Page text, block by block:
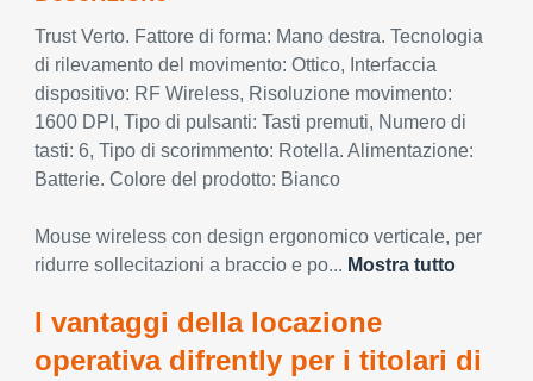
Trust Verto. Fattore di forma: Mano destra. Tecnologia
di rilevamento del movimento: Ottico, Interfaccia
dispositivo: RF Wireless, Risoluzione movimento:
1600 DPI, Tipo di pulsanti: Tasti premuti, Numero di
tasti: 6, Tipo di scorimmento: Rotella. Alimentazione:
Batterie. Colore del prodotto: Bianco
Mouse wireless con design ergonomico verticale, per
ridurre sollecitazioni a braccio e po... Mostra tutto
I vantaggi della locazione
operativa difrently per i titolari di